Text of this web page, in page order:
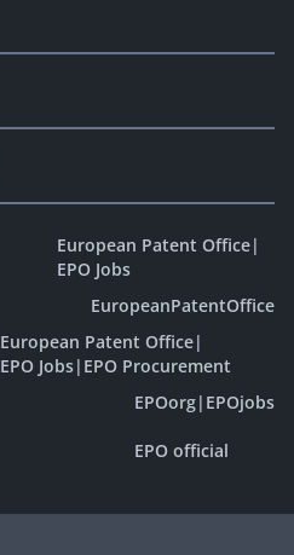
European Patent Office|
EPO Jobs
EuropeanPatentOffice
European Patent Office|
EPO Jobs| EPO Procurement
EPOorg| EPOjobs
EPO official